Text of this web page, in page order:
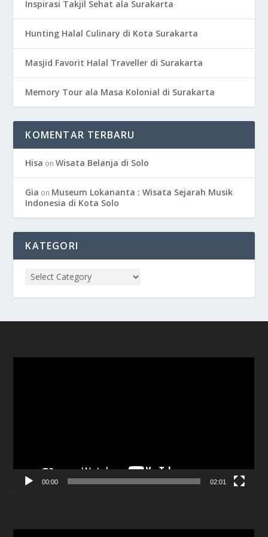
Inspirasi Takjil Sehat ala Surakarta
Hunting Halal Culinary di Kota Surakarta
Masjid Favorit Halal Traveller di Surakarta
Memory Tour ala Masa Kolonial di Surakarta
KOMENTAR TERBARU
Hisa onWisata Belanja di Solo
Gia on Museum Lokananta : Wisata Sejarah Musik
Indonesia di Kota Solo
KATEGORI
00:00 02:01